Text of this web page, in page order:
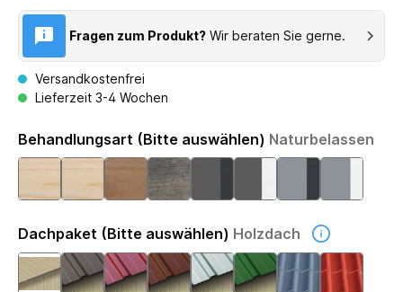
Fragen zum Produkt? Wir beraten Sie gerne.
Versandkostenfrei
Lieferzeit 3-4 Wochen
Behandlungsart (Bitte auswählen) Naturbelassen
Dachpaket (Bitte auswählen) Holzdach